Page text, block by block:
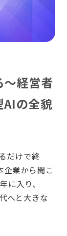
〜経営者
AIの全貌
だけで終
企業から聞こ
年に入り、
へと大きな